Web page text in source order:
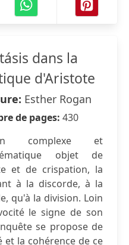
dans la
d'Aristote
Esther Rogan
de pages: 430
complexe et
objet de
et de crispation, la
à la discorde, à la
qu'à la division. Loin
le signe de son
se propose de
la cohérence de ce